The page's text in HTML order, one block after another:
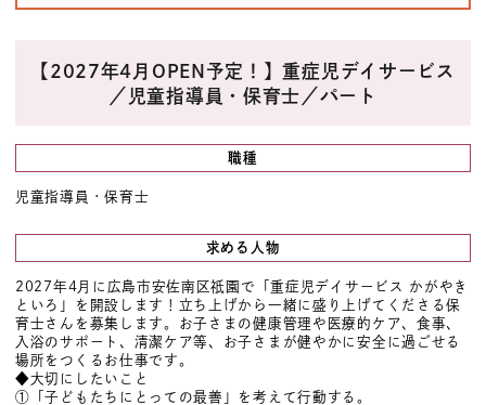
【2027年4月OPEN予定！】重症児デイサービス
／児童指導員・保育士／パート
職種
児童指導員・保育士
求める人物
2027年4月に広島市安佐南区祇園で「重症児デイサービス かがやき
といろ」を開設します！立ち上げから一緒に盛り上げてくださる保
育士さんを募集します。お子さまの健康管理や医療的ケア、食事、
入浴のサポート、清潔ケア等、お子さまが健やかに安全に過ごせる
場所をつくるお仕事です。
◆大切にしたいこと
①「子どもたちにとっての最善」を考えて行動する。